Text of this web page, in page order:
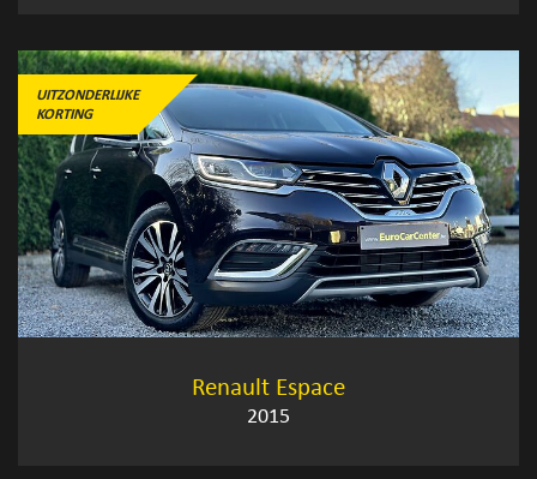
UITZONDERLIJKE
KORTING
Renault Espace
2015